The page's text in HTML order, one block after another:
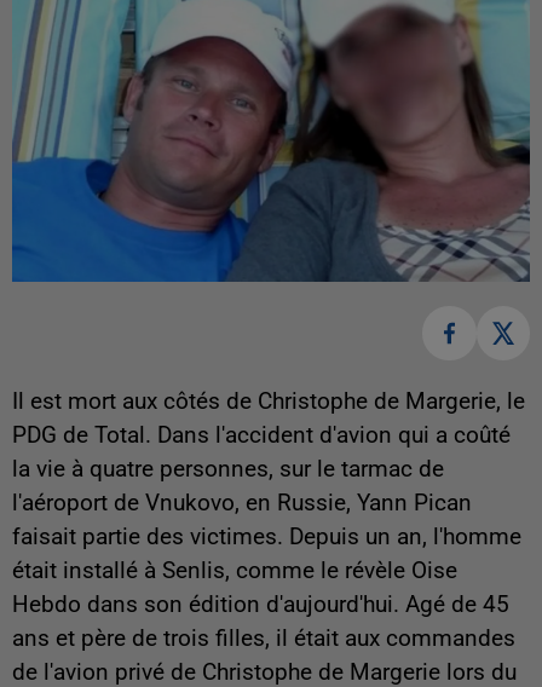
Il est mort aux côtés de Christophe de Margerie, le
PDG de Total. Dans l'accident d'avion qui a coûté
la vie à quatre personnes, sur le tarmac de
l'aéroport de Vnukovo, en Russie, Yann Pican
faisait partie des victimes. Depuis un an, l'homme
était installé à Senlis, comme le révèle Oise
Hebdo dans son édition d'aujourd'hui. Agé de 45
ans et père de trois filles, il était aux commandes
de l'avion privé de Christophe de Margerie lors du